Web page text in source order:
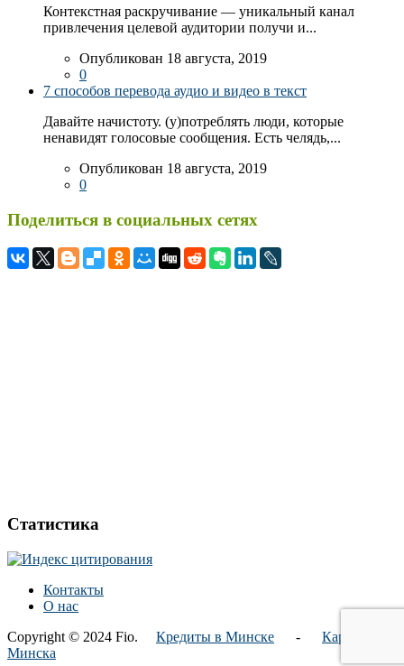
Контекстная раскручивание — уникальный канал
привлечения целевой аудитории получи и...
Опубликован 18 августа, 2019
0
7 способов перевода аудио и видео в текст
Давайте начистоту. (у)потреблять люди, которые
ненавидят голосовые сообщения. Есть челядь,...
Опубликован 18 августа, 2019
0
Поделиться в социальных сетях
Статистика
Контакты
О нас
Copyright © 2024 Fio. Кредиты в Минске - Карта
Минска